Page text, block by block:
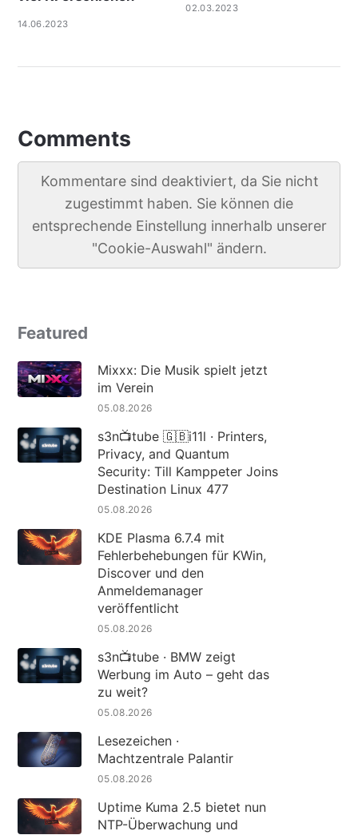
14.06.2023
02.03.2023
Comments
Kommentare sind deaktiviert, da Sie nicht
zugestimmt haben. Sie können die
entsprechende Einstellung innerhalb unserer
"Cookie-Auswahl" ändern.
Featured
Mixxx: Die Musik spielt jetzt
im Verein
05.08.2026
s3n📺tube 🇬🇧i11l · Printers,
Privacy, and Quantum
Security: Till Kamppeter Joins
Destination Linux 477
05.08.2026
KDE Plasma 6.7.4 mit
Fehlerbehebungen für KWin,
Discover und den
Anmeldemanager
veröffentlicht
05.08.2026
s3n📺tube · BMW zeigt
Werbung im Auto – geht das
zu weit?
05.08.2026
Lesezeichen ·
Machtzentrale Palantir
05.08.2026
Uptime Kuma 2.5 bietet nun
NTP-Überwachung und